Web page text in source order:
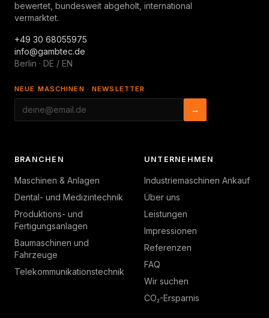
bewertet, bundesweit abgeholt, international
vermarktet.
+49 30 68055975
info@gambtec.de
Berlin · DE / EN
NEUE MASCHINEN · NEWSLETTER
→
BRANCHEN
Maschinen & Anlagen
Dental- und Medizintechnik
Produktions- und
Fertigungsanlagen
Baumaschinen und
Fahrzeuge
Telekommunikationstechnik
UNTERNEHMEN
Industriemaschinen Ankauf
Über uns
Leistungen
Impressionen
Referenzen
FAQ
Wir suchen
CO₂-Ersparnis